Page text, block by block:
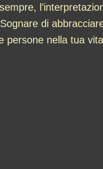
di
persone nella tua